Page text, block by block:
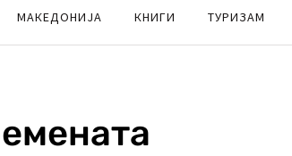
МАКЕДОНИЈА КНИГИ ТУРИЗАМ